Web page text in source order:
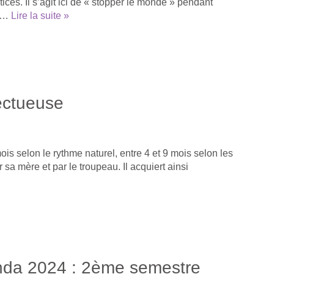
Il s’agit ici de « stopper le monde » pendant
Lire la suite »
selon le rythme naturel, entre 4 et 9 mois selon les
mère et par le troupeau. Il acquiert ainsi
2024 : 2ème semestre